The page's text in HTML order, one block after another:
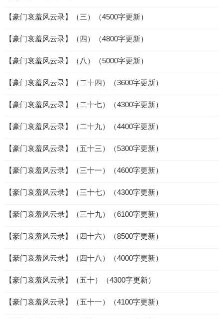
【豪门哀羞风云录】（三）（4500字更新）
【豪门哀羞风云录】（四）（4800字更新）
【豪门哀羞风云录】（八）（5000字更新）
【豪门哀羞风云录】（二十四）（3600字更新）
【豪门哀羞风云录】（二十七）（4300字更新）
【豪门哀羞风云录】（二十九）（4400字更新）
【豪门哀羞风云录】（五十三）（5300字更新）
【豪门哀羞风云录】（三十一）（4600字更新）
【豪门哀羞风云录】（三十七）（4300字更新）
【豪门哀羞风云录】（三十九）（6100字更新）
【豪门哀羞风云录】（四十六）（8500字更新）
【豪门哀羞风云录】（四十八）（4000字更新）
【豪门哀羞风云录】（五十）（4300字更新）
【豪门哀羞风云录】（五十一）（4100字更新）